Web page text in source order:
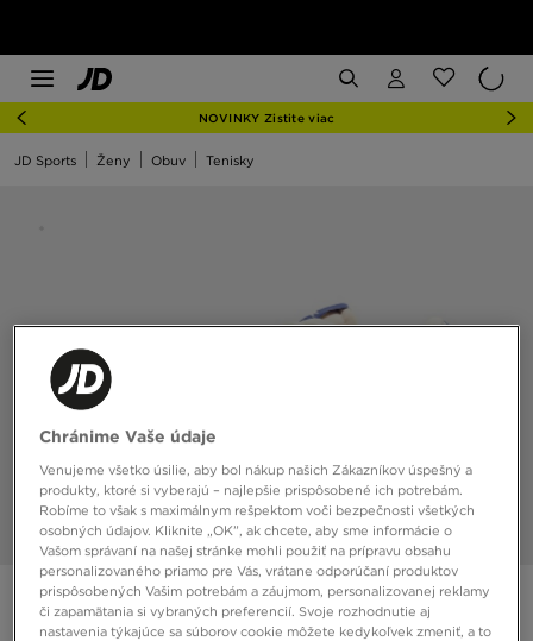
NOVINKY Zistite viac
JD Sports Ženy Obuv Tenisky
LACOSTE L003 NEO 124 4 SFA
Chránime Vaše údaje
Venujeme všetko úsilie, aby bol nákup našich Zákazníkov úspešný a
produkty, ktoré si vyberajú – najlepšie prispôsobené ich potrebám.
Robíme to však s maximálnym rešpektom voči bezpečnosti všetkých
osobných údajov. Kliknite „OK”, ak chcete, aby sme informácie o
Vašom správaní na našej stránke mohli použiť na prípravu obsahu
personalizovaného priamo pre Vás, vrátane odporúčaní produktov
prispôsobených Vašim potrebám a záujmom, personalizovanej reklamy
či zapamätania si vybraných preferencií. Svoje rozhodnutie aj
nastavenia týkajúce sa súborov cookie môžete kedykoľvek zmeniť, a to